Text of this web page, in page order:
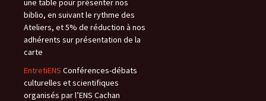
biblio, en suivant le rythme des
Ateliers, et 5% de réduction à nos
adhérents sur présentation de la
carte
EntretiENS Conférences-débats
culturelles et scientifiques
organisés par l’ENS Cachan